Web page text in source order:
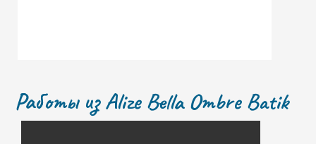
Работы из Alize Bella Ombre Batik